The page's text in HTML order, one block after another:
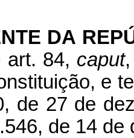
DA
art. 84, caput
e
de 27 de
de 14 de